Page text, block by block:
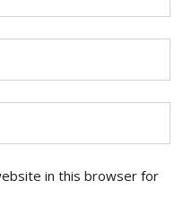
in this browser for